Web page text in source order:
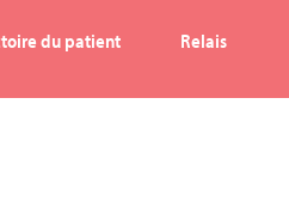
du patient Relais